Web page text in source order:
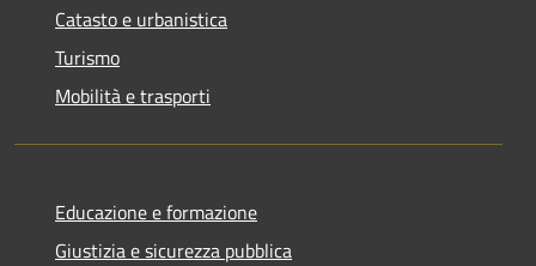
Catasto e urbanistica
Turismo
Mobilità e trasporti
Educazione e formazione
Giustizia e sicurezza pubblica